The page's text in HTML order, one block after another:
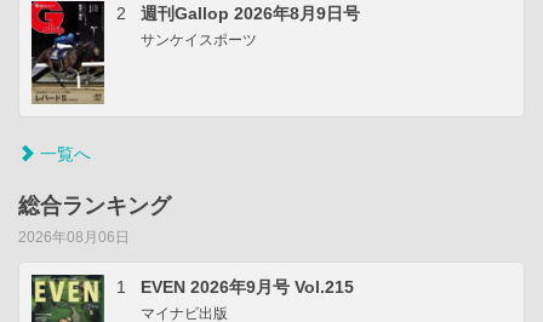
2 週刊Gallop 2026年8月9日号
サンケイスポーツ
一覧へ
総合ランキング
2026年08月06日
1 EVEN 2026年9月号 Vol.215
マイナビ出版